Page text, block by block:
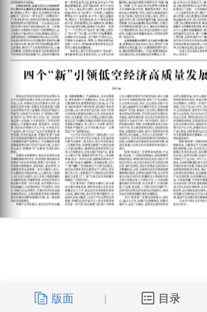
版面 | 目录